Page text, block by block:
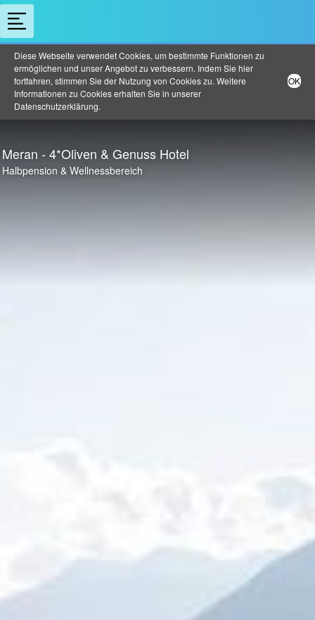
Diese Webseite verwendet Cookies, um bestimmte Funktionen zu
ermöglichen und unser Angebot zu verbessern. Indem Sie hier
fortfahren, stimmen Sie der Nutzung von Cookies zu. Weitere
Informationen zu Cookies erhalten Sie in unserer
Datenschutzerklärung.
OK
Meran - 4*Oliven & Genuss Hotel
Halbpension & Wellnessbereich